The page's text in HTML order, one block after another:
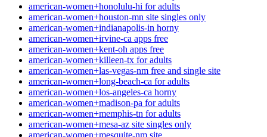
american-women+honolulu-hi for adults
american-women+houston-mn site singles only
american-women+indianapolis-in horny
american-women+irvine-ca apps free
american-women+kent-oh apps free
american-women+killeen-tx for adults
american-women+las-vegas-nm free and single site
american-women+long-beach-ca for adults
american-women+los-angeles-ca horny
american-women+madison-pa for adults
american-women+memphis-tn for adults
american-women+mesa-az site singles only
american-women+mesquite-nm site